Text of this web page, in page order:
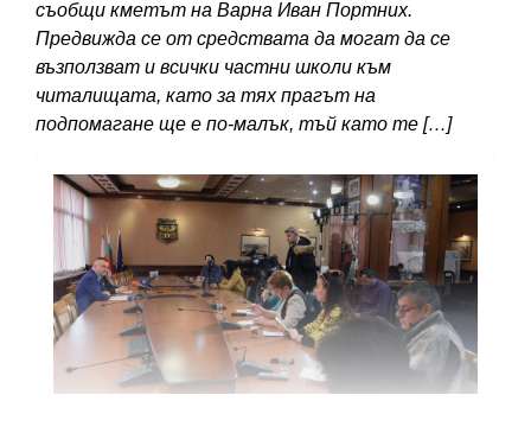
съобщи кметът на Варна Иван Портних.
Предвижда се от средствата да могат да се
възползват и всички частни школи към
читалищата, като за тях прагът на
подпомагане ще е по-малък, тъй като те […]